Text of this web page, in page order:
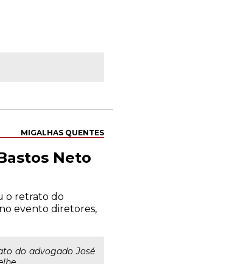
MIGALHAS QUENTES
Neto
o retrato do
evento diretores,
do advogado José